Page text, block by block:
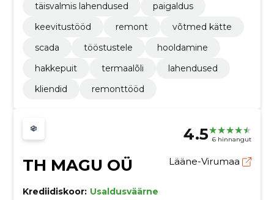
täisvalmis lahendused
paigaldus
keevitustööd
remont
võtmed kätte
scada
tööstustele
hooldamine
hakkepuit
termaalõli
lahendused
kliendid
remonttööd
4.5 6 hinnangut
TH MAGU OÜ Lääne-Virumaa
Krediidiskoor: Usaldusväärne